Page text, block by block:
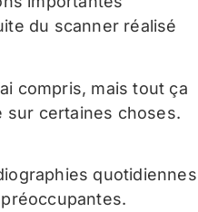
du scanner réalisé
compris, mais tout ça
sur certaines choses.
quotidiennes